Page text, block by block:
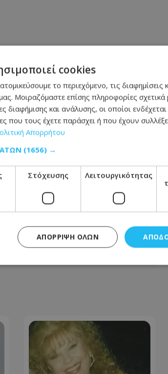
Πέμπτη 2 Ιουλίου
- 08:09
cookies
το περιεχόμενο, τις διαφημίσεις
Μοιραζόμαστε επίσης πληροφορίες σχετικά
διαφήμισης και ανάλυσης, οι οποίοι ενδέχεται
που τους έχετε παράσχει ή που έχουν
Απορρήτου
(1656) →
Στόχευσης Λειτουργικότητας
ΑΠΌΡΡΙΨΗ ΌΛΩΝ
Πεδίο Λήξη
Περιγραφή
1 χρόνος 3
εβδομάδες